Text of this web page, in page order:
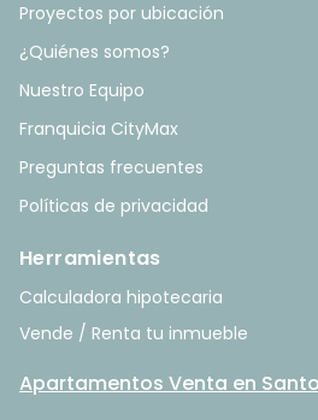
Proyectos por ubicación
¿Quiénes somos?
Nuestro Equipo
Franquicia CityMax
Preguntas frecuentes
Políticas de privacidad
Herramientas
Calculadora hipotecaria
Vende / Renta tu inmueble
Apartamentos Venta en